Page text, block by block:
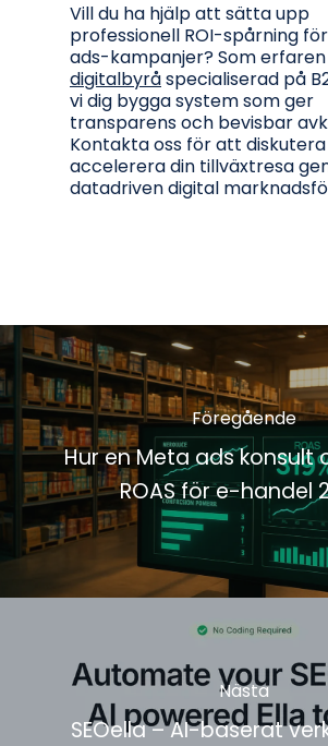
Vill du ha hjälp att sätta upp
professionell ROI-spårning
ads-kampanjer? Som erfaren
digitalbyråspecialiserad på
vi dig bygga system som ger
transparens och bevisbar
Kontakta oss för att
accelerera din tillväxtresa
datadriven digital
Föregående
Hur en Meta ads konsult
ROAS för e-handel
Nästa
SEOella – AI-baserat